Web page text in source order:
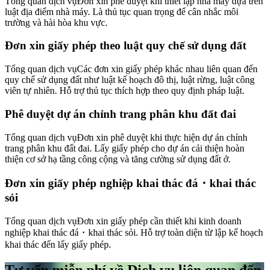
luật địa điểm nhà máy. Là thủ tục quan trọng để cân nhắc môi
trường và hài hòa khu vực.
Đơn xin giấy phép theo luật quy chế sử dụng đất
Tổng quan dịch vụCác đơn xin giấy phép khác nhau liên quan đến
quy chế sử dụng đất như luật kế hoạch đô thị, luật rừng, luật công
viên tự nhiên. Hỗ trợ thủ tục thích hợp theo quy định pháp luật.
Phê duyệt dự án chỉnh trang phân khu đất đai
Tổng quan dịch vụĐơn xin phê duyệt khi thực hiện dự án chỉnh
trang phân khu đất đai. Lấy giấy phép cho dự án cải thiện hoàn
thiện cơ sở hạ tầng công cộng và tăng cường sử dụng đất ở.
Đơn xin giấy phép nghiệp khai thác đá・khai thác
sỏi
Tổng quan dịch vụĐơn xin giấy phép cần thiết khi kinh doanh
nghiệp khai thác đá・khai thác sỏi. Hỗ trợ toàn diện từ lập kế hoạch
khai thác đến lấy giấy phép.